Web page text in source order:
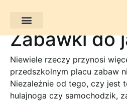
Zabawki do
Niewiele rzeczy przynosi
przedszkolnym placu zabaw
Niezależnie od tego, czy jest
hulajnoga czy samochodzik,